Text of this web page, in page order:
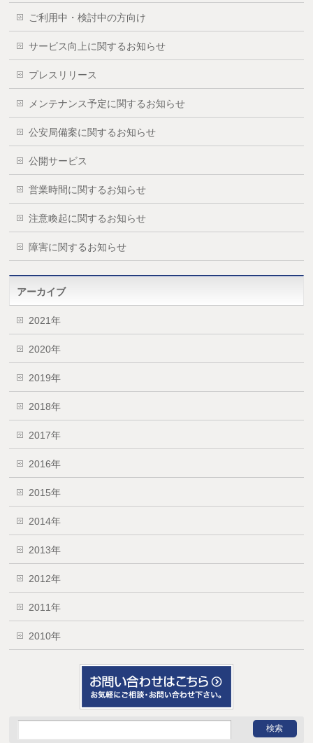
ご利用中・検討中の方向け
サービス向上に関するお知らせ
プレスリリース
メンテナンス予定に関するお知らせ
公安局備案に関するお知らせ
公開サービス
営業時間に関するお知らせ
注意喚起に関するお知らせ
障害に関するお知らせ
アーカイブ
2021年
2020年
2019年
2018年
2017年
2016年
2015年
2014年
2013年
2012年
2011年
2010年